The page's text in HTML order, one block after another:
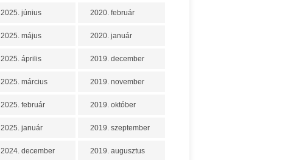
2025. június
2025. május
2025. április
2025. március
2025. február
2025. január
2024. december
2020. február
2020. január
2019. december
2019. november
2019. október
2019. szeptember
2019. augusztus